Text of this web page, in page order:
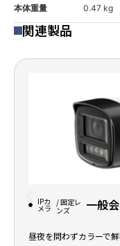
本体重量 0.47 kg
関連製品
IPカ
メラ
/ 固定レ
ンズ
一般
昼夜を問わずカラーで